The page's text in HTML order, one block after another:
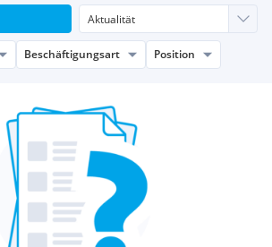
Beschäftigungsart Position